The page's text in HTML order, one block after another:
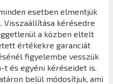
esetben elmentjük
Visszaállítása kérésedre
a közben eltelt
értékekre garanciát
figyelembe vesszük
és egyéni kéréseidet is.
belül módosítjuk, ami